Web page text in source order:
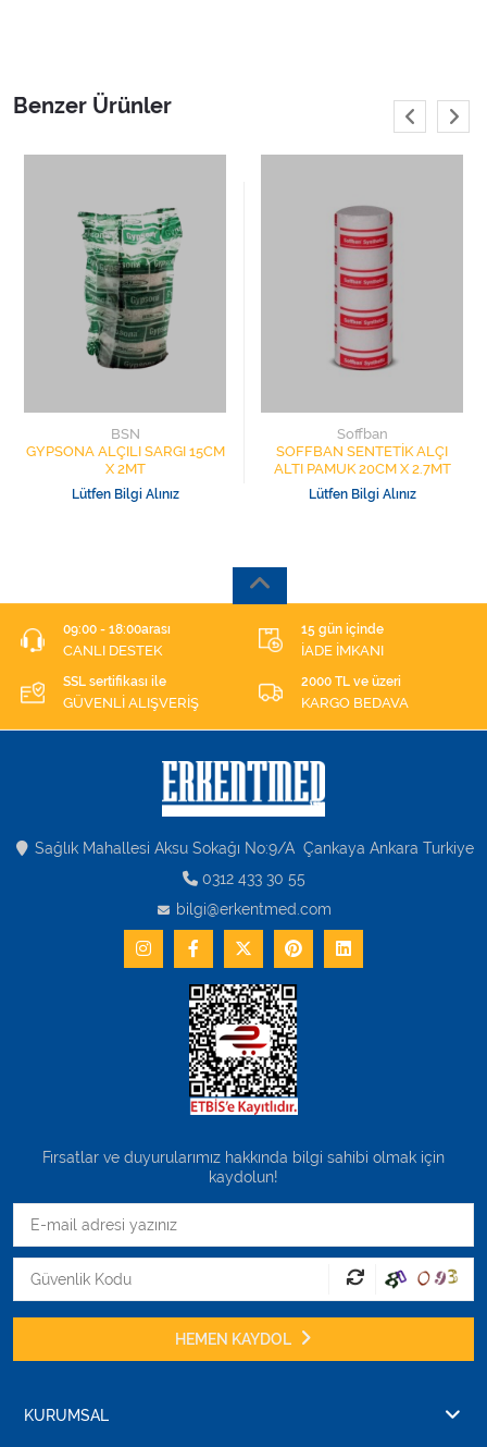
Benzer Ürünler
BSN
GYPSONA ALÇILI SARGI 15CM
X 2MT
Lütfen Bilgi Alınız
Soffban
SOFFBAN SENTETİK ALÇI
ALTI PAMUK 20CM X 2.7MT
Lütfen Bilgi Alınız
09:00 - 18:00arası
CANLI DESTEK
15 gün içinde
İADE İMKANI
SSL sertifikası ile
GÜVENLİ ALIŞVERİŞ
2000 TL ve üzeri
KARGO BEDAVA
Sağlık Mahallesi Aksu Sokağı No:9/A Çankaya Ankara Turkiye
0312 433 30 55
bilgi@erkentmed.com
Fırsatlar ve duyurularımız hakkında bilgi sahibi olmak için
kaydolun!
HEMEN KAYDOL
KURUMSAL